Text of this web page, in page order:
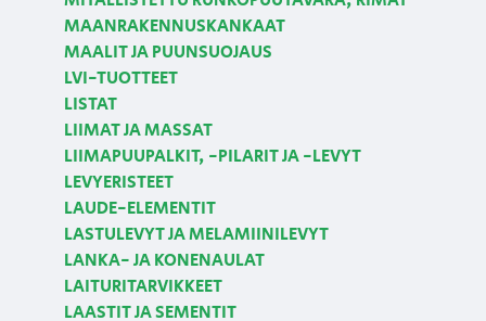
MAANRAKENNUSKANKAAT
MAALIT JA PUUNSUOJAUS
LVI-TUOTTEET
LISTAT
LIIMAT JA MASSAT
LIIMAPUUPALKIT, -PILARIT JA -LEVYT
LEVYERISTEET
LAUDE-ELEMENTIT
LASTULEVYT JA MELAMIINILEVYT
LANKA- JA KONENAULAT
LAITURITARVIKKEET
LAASTIT JA SEMENTIT